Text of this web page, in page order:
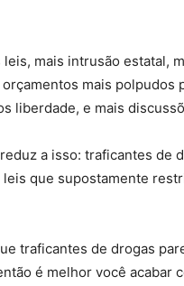
leis, mais intrusão estatal,
mais polpudos
liberdade, e mais
a isso: traficantes de
que supostamente
traficantes de drogas
é melhor você acabar